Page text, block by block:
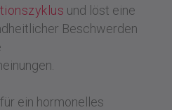
und löst eine
Beschwerden
ein hormonelles